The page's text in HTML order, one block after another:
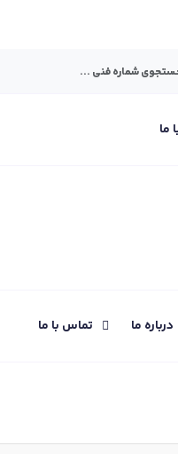
ما
درباره ما تماس با ما